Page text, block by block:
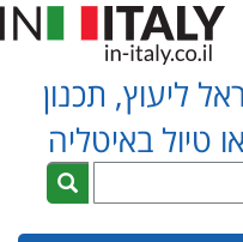
ליעוץ, תכנון
טיול באיטליה